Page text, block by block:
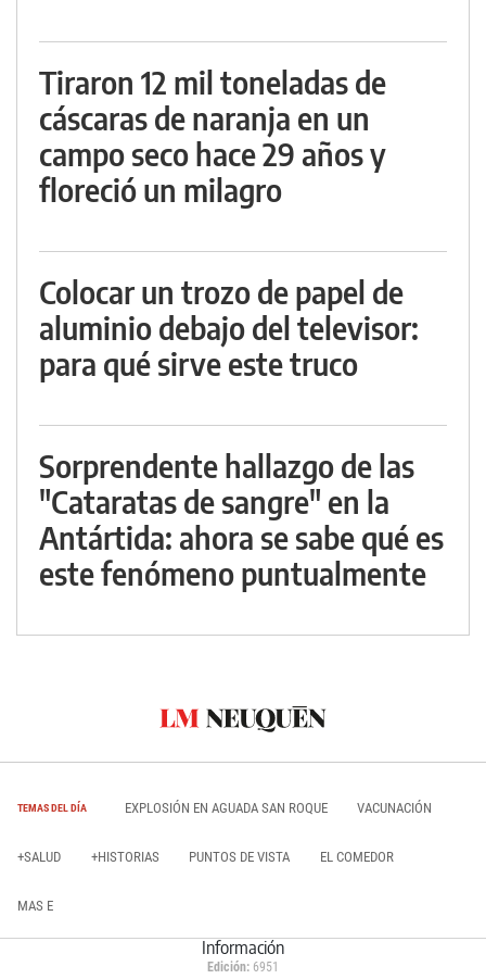
Tiraron 12 mil toneladas de
cáscaras de naranja en un
campo seco hace 29 años y
floreció un milagro
Colocar un trozo de papel de
aluminio debajo del televisor:
para qué sirve este truco
Sorprendente hallazgo de las
"Cataratas de sangre" en la
Antártida: ahora se sabe qué es
este fenómeno puntualmente
TEMAS DEL DÍA EXPLOSIÓN EN AGUADA SAN ROQUE VACUNACIÓN
+SALUD +HISTORIAS PUNTOS DE VISTA EL COMEDOR
MAS E
Información
Edición: 6951